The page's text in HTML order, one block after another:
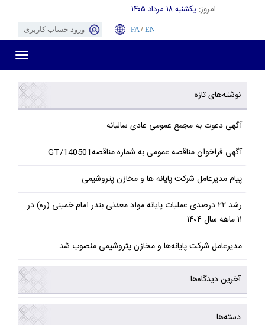
امروز: یکشنبه ۱۸ مرداد ۱۴۰۵
FA/ EN ورود حساب کاربری
نوشته‌های تازه
آگهی دعوت به مجمع عمومی عادی سالیانه
آگهی فراخوان مناقصه عمومی به شماره مناقصهGT/140501
پیام مدیرعامل شرکت پایانه ها و مخازن پتروشیمی
رشد ۲۲ درصدی عملیات پایانه مواد معدنی بندر امام خمینی (ره) در
۱۱ ماهه سال ۱۴۰۴
مدیرعامل شرکت پایانه‌ها و مخازن پتروشیمی منصوب شد
آخرین دیدگاه‌ها
دسته‌ها